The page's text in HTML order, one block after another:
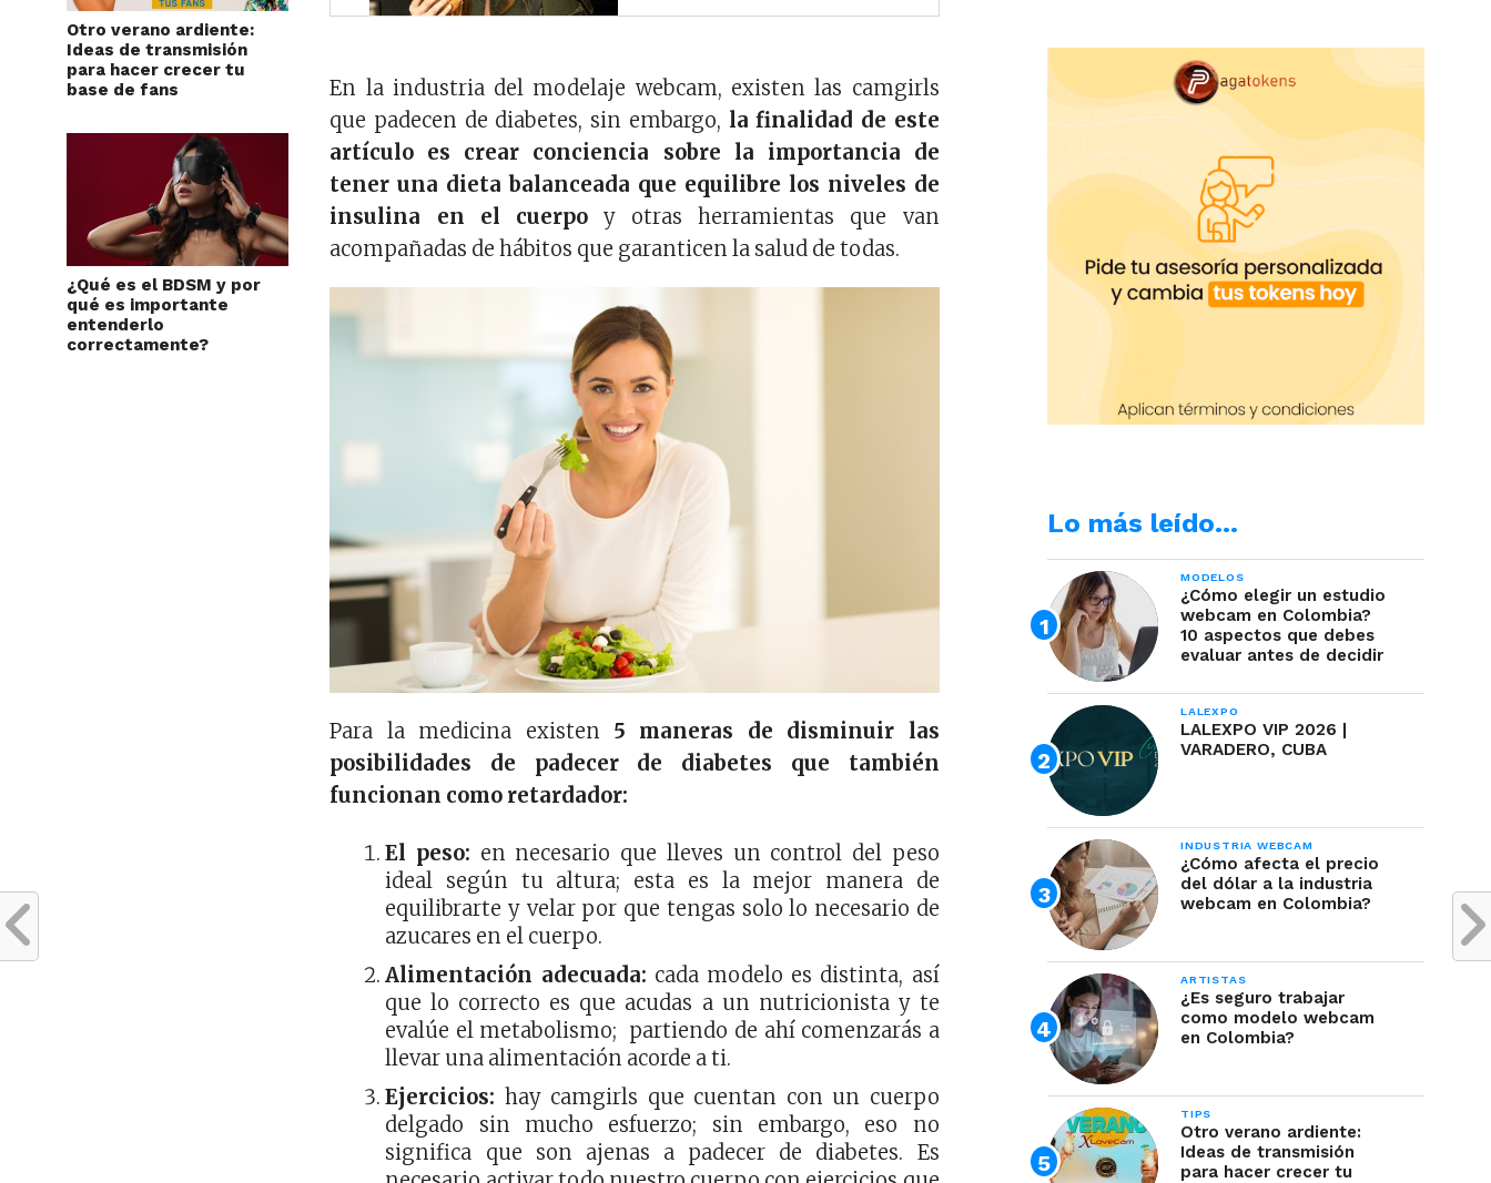
Otro verano ardiente:
Ideas de transmisión
para hacer crecer tu
base de fans
¿Qué es el BDSM y por
qué es importante
entenderlo
correctamente?
En la industria del modelaje webcam, existen las camgirls
que padecen de diabetes, sin embargo, la finalidad de este
artículo es crear conciencia sobre la importancia de
tener una dieta balanceada que equilibre los niveles de
insulina en el cuerpo y otras herramientas que van
acompañadas de hábitos que garanticen la salud de todas.
Para la medicina existen 5 maneras de disminuir las
posibilidades de padecer de diabetes que también
funcionan como retardador:
El peso: en necesario que lleves un control del peso
ideal según tu altura; esta es la mejor manera de
equilibrarte y velar por que tengas solo lo necesario de
azucares en el cuerpo.
Alimentación adecuada: cada modelo es distinta, así
que lo correcto es que acudas a un nutricionista y te
evalúe el metabolismo; partiendo de ahí comenzarás a
llevar una alimentación acorde a ti.
Ejercicios: hay camgirls que cuentan con un cuerpo
delgado sin mucho esfuerzo; sin embargo, eso no
significa que son ajenas a padecer de diabetes. Es
Lo más leído…
MODELOS
¿Cómo elegir un estudio
webcam en Colombia?
10 aspectos que debes
evaluar antes de decidir
LALEXPO
LALEXPO VIP 2026 |
VARADERO, CUBA
INDUSTRIA WEBCAM
¿Cómo afecta el precio
del dólar a la industria
webcam en Colombia?
ARTISTAS
¿Es seguro trabajar
como modelo webcam
en Colombia?
TIPS
Otro verano ardiente:
Ideas de transmisión
para hacer crecer tu